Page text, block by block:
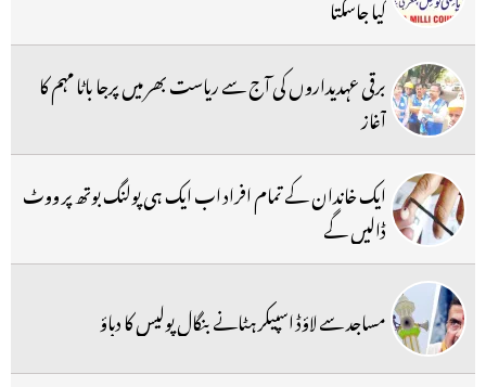
برقی عہدیداروں کی آج سے ریاست بھر میں پرجا باٹا مہم کا
آغاز
ایک خاندان کے تمام افراد اب ایک ہی پولنگ بوتھ پر ووٹ
ڈالیں گے
مساجد سے لاؤڈ اسپیکر ہٹانے بنگال پولیس کا دباؤ